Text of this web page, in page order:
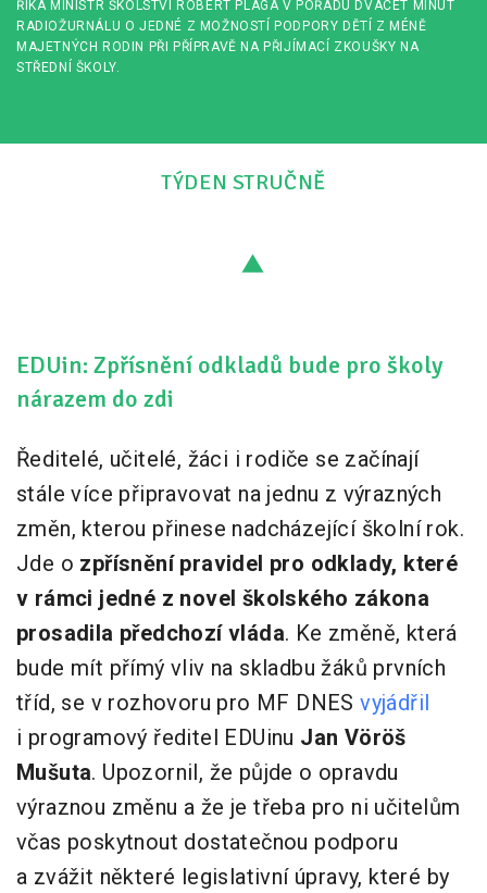
ŘÍKÁ MINISTR ŠKOLSTVÍ ROBERT PLAGA V POŘADU DVACET MINUT
RADIOŽURNÁLU O JEDNÉ Z MOŽNOSTÍ PODPORY DĚTÍ Z MÉNĚ
MAJETNÝCH RODIN PŘI PŘÍPRAVĚ NA PŘIJÍMACÍ ZKOUŠKY NA
STŘEDNÍ ŠKOLY.
TÝDEN STRUČNĚ
EDUin: Zpřísnění odkladů bude pro školy
nárazem do zdi
Ředitelé, učitelé, žáci i rodiče se začínají
stále více připravovat na jednu z výrazných
změn, kterou přinese nadcházející školní rok.
Jde o zpřísnění pravidel pro odklady, které
v rámci jedné z novel školského zákona
prosadila předchozí vláda. Ke změně, která
bude mít přímý vliv na skladbu žáků prvních
tříd, se v rozhovoru pro MF DNESvyjádřil
i programový ředitel EDUinu Jan Vöröš
Mušuta. Upozornil, že půjde o opravdu
výraznou změnu a že je třeba pro ni učitelům
včas poskytnout dostatečnou podporu
a zvážit některé legislativní úpravy, které by